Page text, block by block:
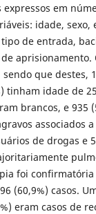
em
idade,
de entrada,
aprisionamento.
sendo que destes,
tinham idade de
brancos, e 935
associados
de drogas e
foi
(60,9%) casos.
eram casos de